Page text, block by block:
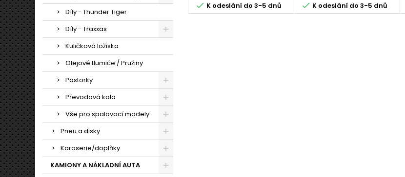
Díly - Thunder Tiger
Díly - Traxxas
Kuličková ložiska
Olejové tlumiče / Pružiny
Pastorky
Převodová kola
Vše pro spalovací modely
Pneu a disky
Karoserie/doplňky
KAMIONY A NÁKLADNÍ AUTA
 K odeslání do 3-5 dnů  K odeslání do 3-5 dnů